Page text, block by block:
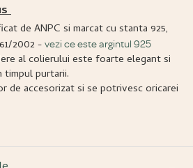
de ANPC si marcat cu stanta 925,
2002 - vezi ce este argintul 925
al colierului este foarte elegant si
timpul purtarii.
de accesorizat si se potrivesc oricarei